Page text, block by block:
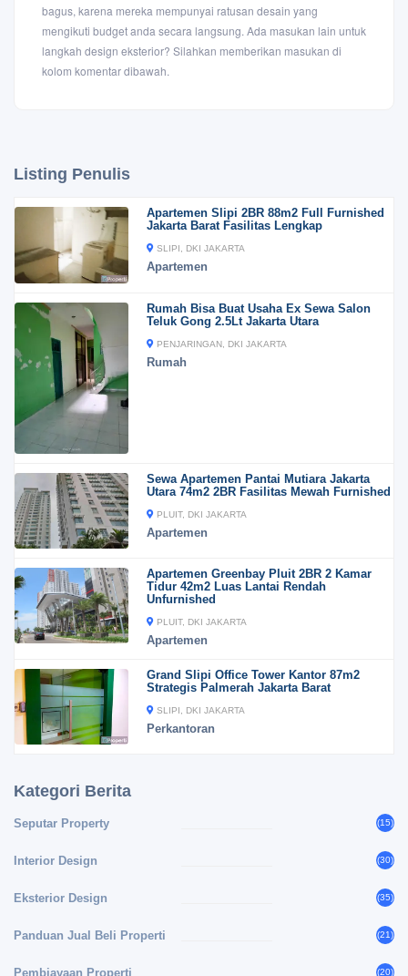
bagus, karena mereka mempunyai ratusan desain yang
mengikuti budget anda secara langsung. Ada masukan lain untuk
langkah design eksterior? Silahkan memberikan masukan di
kolom komentar dibawah.
Listing Penulis
Apartemen Slipi 2BR 88m2 Full Furnished
Jakarta Barat Fasilitas Lengkap
SLIPI, DKI JAKARTA
Apartemen
Rumah Bisa Buat Usaha Ex Sewa Salon
Teluk Gong 2.5Lt Jakarta Utara
PENJARINGAN, DKI JAKARTA
Rumah
Sewa Apartemen Pantai Mutiara Jakarta
Utara 74m2 2BR Fasilitas Mewah Furnished
PLUIT, DKI JAKARTA
Apartemen
Apartemen Greenbay Pluit 2BR 2 Kamar
Tidur 42m2 Luas Lantai Rendah
Unfurnished
PLUIT, DKI JAKARTA
Apartemen
Grand Slipi Office Tower Kantor 87m2
Strategis Palmerah Jakarta Barat
SLIPI, DKI JAKARTA
Perkantoran
Kategori Berita
Seputar Property (15)
Interior Design (30)
Eksterior Design (35)
Panduan Jual Beli Properti (21)
Pembiayaan Properti (20)